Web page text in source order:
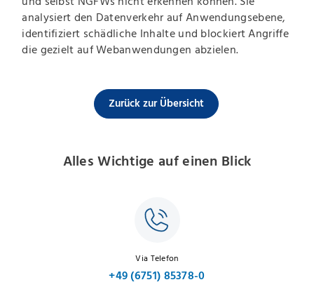
analysiert den Datenverkehr auf Anwendungsebene,
identifiziert schädliche Inhalte und blockiert Angriffe
die gezielt auf Webanwendungen abzielen.
Zurück zur Übersicht
Alles Wichtige auf einen Blick
Via Telefon
+49 (6751) 85378-0